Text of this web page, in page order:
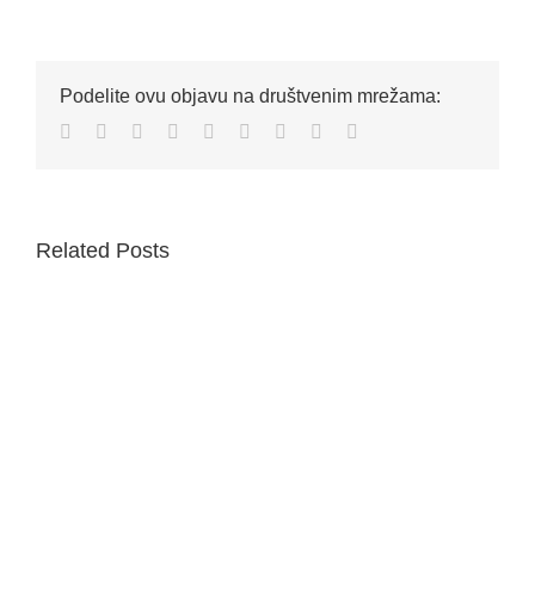
Podelite ovu objavu na društvenim mrežama:
Facebook
TwitterReddit LinkedInWhatsApp
TumblrPinterest
Related Posts